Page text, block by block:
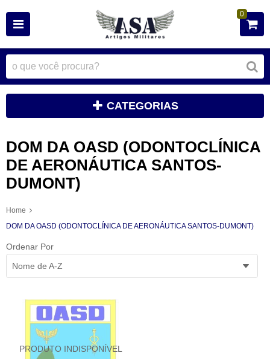
0
CATEGORIAS
DOM DA OASD (ODONTOCLÍNICA
DE AERONÁUTICA SANTOS-
DUMONT)
Home
DOM DA OASD (ODONTOCLÍNICA DE AERONÁUTICA SANTOS-DUMONT)
Ordenar Por
Nome de A-Z